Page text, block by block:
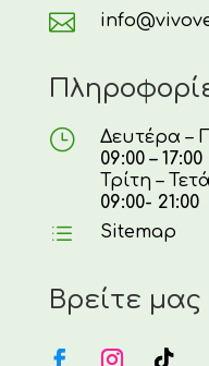

}
Δευτέρα –
09:00 – 17:00
Τρίτη –
09:00- 21:00
d Sitemap
Βρείτε μας